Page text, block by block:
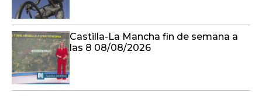
Castilla-La Mancha fin de semana a
las 8 08/08/2026